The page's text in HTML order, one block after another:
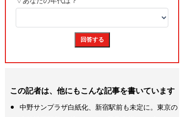
この記者は、他にもこんな記事を書いています
中野サンプラザ白紙化、新宿駅前も未定に。東京の